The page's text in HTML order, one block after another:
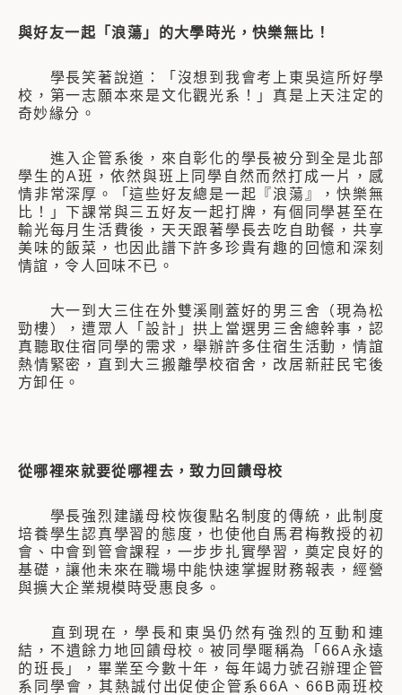
與好友一起「浪蕩」的大學時光，快樂無比！
學長笑著說道：「沒想到我會考上東吳這所好學
校，第一志願本來是文化觀光系！」真是上天注定的
奇妙緣分。
進入企管系後，來自彰化的學長被分到全是北部
學生的A班，依然與班上同學自然而然打成一片，感
情非常深厚。「這些好友總是一起『浪蕩』，快樂無
比！」下課常與三五好友一起打牌，有個同學甚至在
輸光每月生活費後，天天跟著學長去吃自助餐，共享
美味的飯菜，也因此譜下許多珍貴有趣的回憶和深刻
情誼，令人回味不已。
大一到大三住在外雙溪剛蓋好的男三舍（現為松
勁樓），遭眾人「設計」拱上當選男三舍總幹事，認
真聽取住宿同學的需求，舉辦許多住宿生活動，情誼
熱情緊密，直到大三搬離學校宿舍，改居新莊民宅後
方卸任。
從哪裡來就要從哪裡去，致力回饋母校
學長強烈建議母校恢復點名制度的傳統，此制度
培養學生認真學習的態度，也使他自馬君梅教授的初
會、中會到管會課程，一步步扎實學習，奠定良好的
基礎，讓他未來在職場中能快速掌握財務報表，經營
與擴大企業規模時受惠良多。
直到現在，學長和東吳仍然有強烈的互動和連
結，不遺餘力地回饋母校。被同學暱稱為「66A永遠
的班長」，畢業至今數十年，每年竭力號召辦理企管
系同學會，其熱誠付出促使企管系66A、66B兩班校